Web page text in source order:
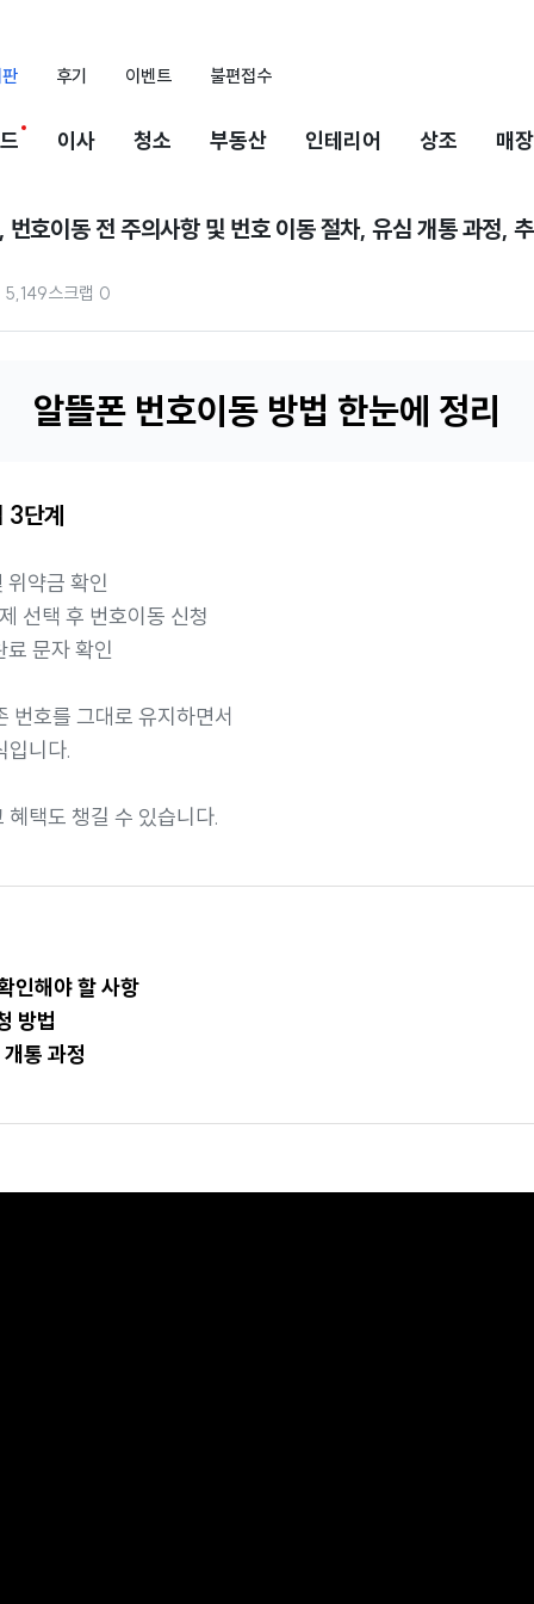
후기 이벤트 불편접수
이사 청소 부동산 인테리어 상조 매
번호이동 전 주의사항 및 번호 이동 절차, 유심 개통 과정,
5,149스크랩 0
알뜰폰 번호이동 방법 한눈에 정리
3단계
약금 확인
선택 후 번호이동 신청
문자 확인
번호를 그대로 유지하면서
입니다.
택도 챙길 수 있습니다.
인해야 할 사항
방법
통 과정